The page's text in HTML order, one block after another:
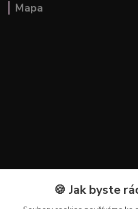
Mapa
Kontakty🍪 Jak byste